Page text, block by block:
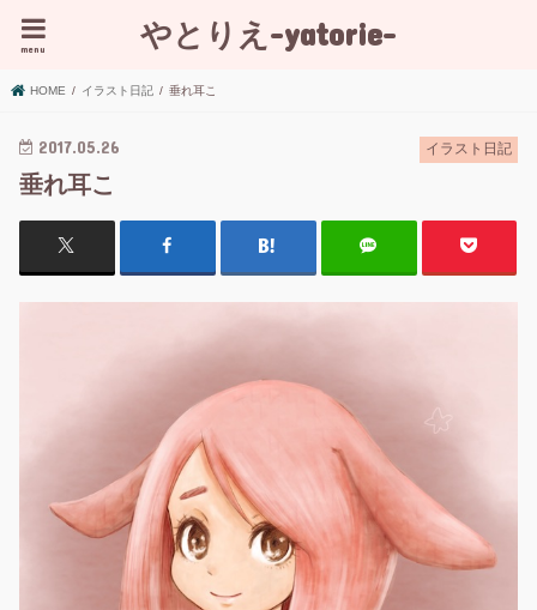
やとりえ-yatorie-
menu
HOME イラスト日記 垂れ耳こ
イラスト日記
2017.05.26
垂れ耳こ